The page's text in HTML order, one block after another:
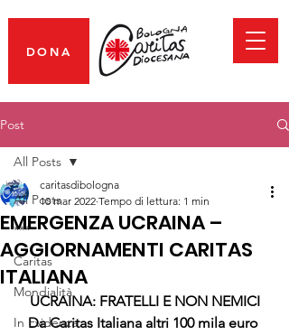
DONA
Post
All Posts
***
Caritas
Mondialità
In Evidenza
All Posts
EMERGENZA UCRAINA –
AGGIORNAMENTI CARITAS
ITALIANA
caritasdibologna
10 mar 2022 Tempo di lettura: 1 min
UCRAINA: FRATELLI E NON NEMICI
Da Caritas Italiana altri 100 mila euro